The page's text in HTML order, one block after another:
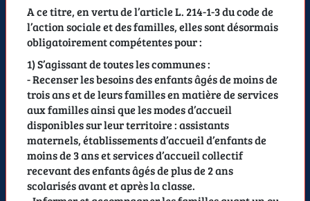
A ce titre, en vertu de l’article L. 214-1-3 du code de
l’action sociale et des familles, elles sont désormais
obligatoirement compétentes pour :
1) S’agissant de toutes les communes :
- Recenser les besoins des enfants âgés de moins de
trois ans et de leurs familles en matière de services
aux familles ainsi que les modes d’accueil
disponibles sur leur territoire : assistants
maternels, établissements d’accueil d’enfants de
moins de 3 ans et services d’accueil collectif
recevant des enfants âgés de plus de 2 ans
scolarisés avant et après la classe.